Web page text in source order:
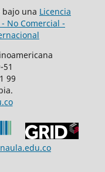
bajo una Licencia
No Comercial -
51
99